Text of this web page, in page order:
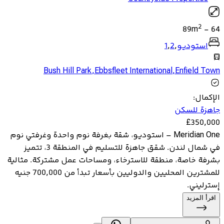
64
-
89m2
استوديو,
1,2
Bush Hill Park,Ebbsfleet International,Enfield Town
الإكمال:
جاهزة للسكن
£350,000
Meridian One – استوديو، شقة بغرفة نوم واحدة وغرفتي نوم
في شمال لندن. شقق جاهزة للتسليم في المنطقة 3، تتميز
بشرفة خاصة، منطقة للاسترخاء، ومساحات عمل مشتركة. مثالية
للمشترين المحليين والدوليين بأسعار تبدأ من 700,000 جنيه
إسترليني.
اقرأ المزيد